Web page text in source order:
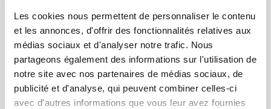
Les cookies nous permettent de personnaliser le contenu
et les annonces, d'offrir des fonctionnalités relatives aux
médias sociaux et d'analyser notre trafic. Nous
partageons également des informations sur l'utilisation de
notre site avec nos partenaires de médias sociaux, de
publicité et d'analyse, qui peuvent combiner celles-ci
avec d'autres informations que vous leur avez fournies